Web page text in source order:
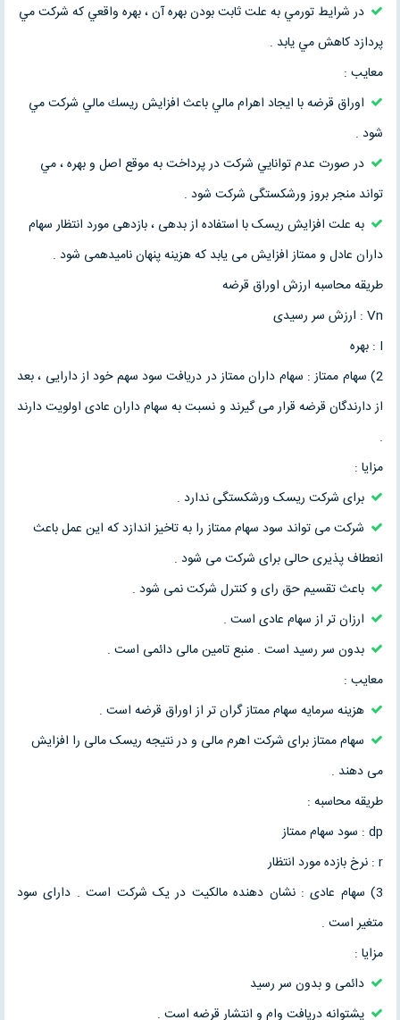
در شرايط تورمي به علت ثابت بودن بهره آن ، بهره واقعي كه شركت مي
پردازد كاهش مي يابد .
معايب :
اوراق قرضه با ايجاد اهرام مالي باعث افزايش ريسك مالي شركت مي
شود .
در صورت عدم توانايي شركت در پرداخت به موقع اصل و بهره ، مي
تواند منجر بروز ورشکستگی شرکت شود .
به علت افزایش ریسک با استفاده از بدهی ، بازدهی مورد انتظار سهام
داران عادل و ممتاز افزایش می یابد که هزینه پنهان نامیدهمی شود .
طریقه محاسبه ارزش اوراق قرضه
Vn : ارزش سر رسیدی
I : بهره
2) سهام ممتاز : سهام داران ممتاز در دریافت سود سهم خود از دارایی ، بعد
از دارندگان قرضه قرار می گیرند و نسبت به سهام داران عادی اولویت دارند
.
مزایا :
برای شرکت ریسک ورشکستگی ندارد .
شرکت می تواند سود سهام ممتاز را به تاخیز اندازد که این عمل باعث
انعطاف پذیری حالی برای شرکت می شود .
باعث تقسیم حق رای و کنترل شرکت نمی شود .
ارزان تر از سهام عادی است .
بدون سر رسید است . منبع تامین مالی دائمی است .
معایب :
هزینه سرمایه سهام ممتاز گران تر از اوراق قرضه است .
سهام ممتاز برای شرکت اهرم مالی و در نتیجه ریسک مالی را افزایش
می دهند .
طریقه محاسبه :
dp : سود سهام ممتاز
r : نرخ بازده مورد انتظار
3) سهام عادی : نشان دهنده مالکیت در یک شرکت است . دارای سود
متغیر است .
مزایا :
دائمی و بدون سر رسید
پشتوانه دریافت وام و انتشار قرضه است .